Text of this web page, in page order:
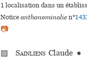
1 localisation dans un
Noticeanthonominalien°
📷
▨ Sainliens Claude ●